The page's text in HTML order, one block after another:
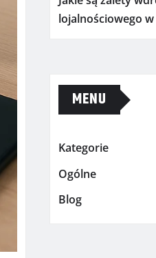
lojalnościowego
MENU
Kategorie
Ogólne
Blog